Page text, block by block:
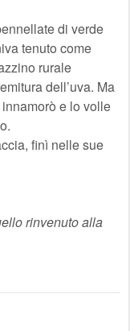
di verde
tenuto come
rurale
dell’uva. Ma
e lo volle
finì nelle sue
rinvenuto alla